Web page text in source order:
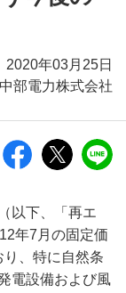
2020年03月25日
中部電力株式会社
以下、「再エ
年7月の固定価
、特に自然条
電設備および風